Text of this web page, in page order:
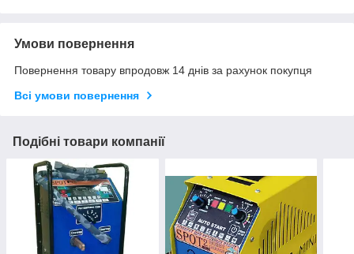
Умови повернення
Повернення товару впродовж 14 днів за рахунок покупця
Всі умови повернення
Подібні товари компанії